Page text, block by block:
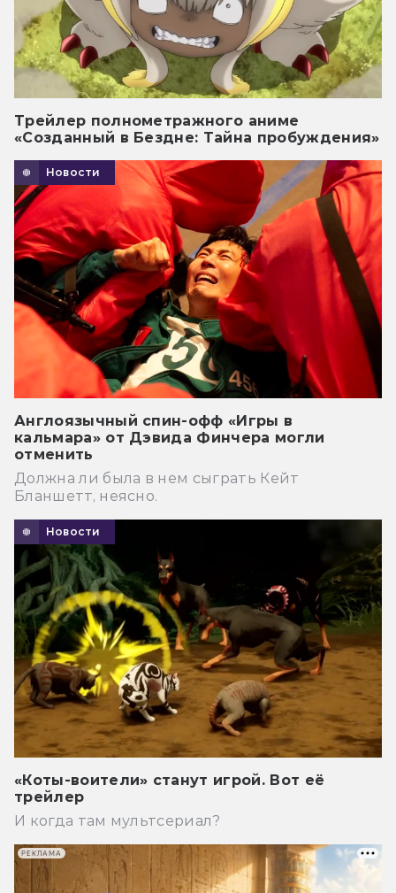
Трейлер полнометражного аниме
«Созданный в Бездне: Тайна пробуждения»
Новости
Англоязычный спин-офф «Игры в
кальмара» от Дэвида Финчера могли
отменить
Должна ли была в нем сыграть Кейт
Бланшетт, неясно.
Новости
«Коты-воители» станут игрой. Вот её
трейлер
И когда там мультсериал?
РЕКЛАМА